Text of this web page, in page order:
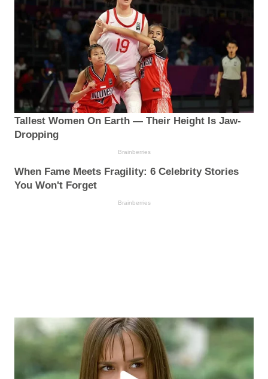
Tallest Women On Earth — Their Height Is Jaw-
Dropping
Brainberries
When Fame Meets Fragility: 6 Celebrity Stories
You Won't Forget
Brainberries